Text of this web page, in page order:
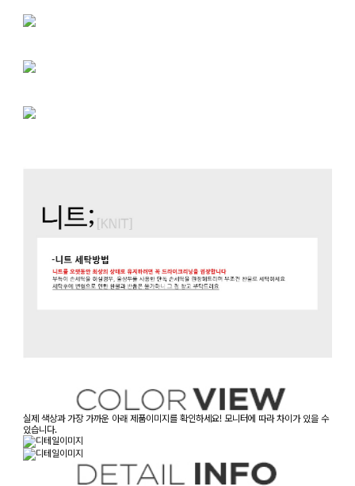
실제 색상과 가장 가까운 아래 제품이미지를 확인하세요! 모니터에 따라 차이가 있을 수
있습니다.